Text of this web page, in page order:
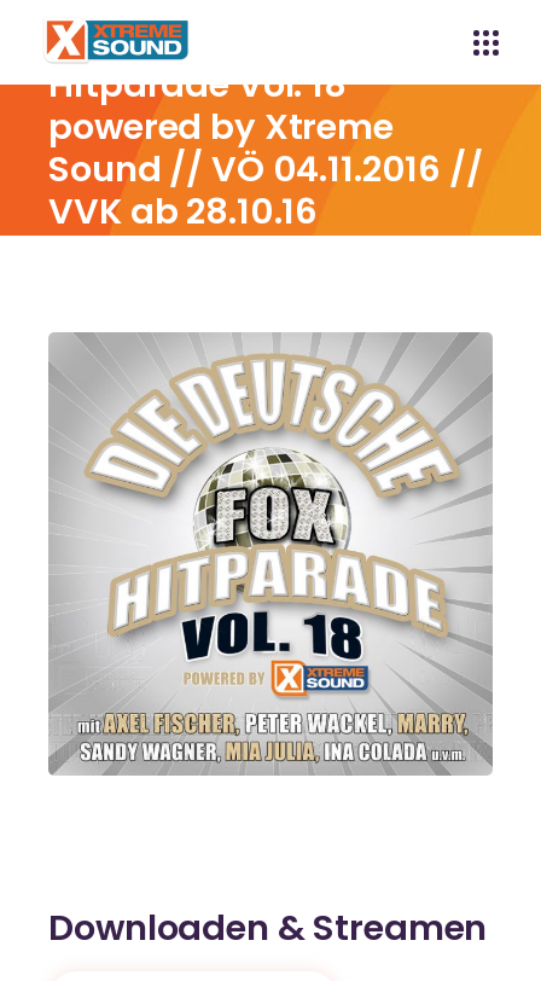
Die deutsche Fox
Hitparade Vol. 18
powered by Xtreme
Sound // VÖ 04.11.2016 //
VVK ab 28.10.16
Downloaden & Streamen